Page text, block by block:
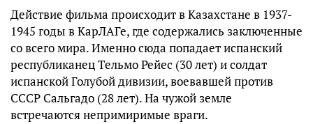
Действие фильма происходит в Казахстане в 1937-
1945 годы в КарЛАГе, где содержались заключенные
со всего мира. Именно сюда попадает испанский
республиканец Тельмо Рейес (30 лет) и солдат
испанской Голубой дивизии, воевавшей против
СССР Сальгадо (28 лет). На чужой земле
встречаются непримиримые враги.